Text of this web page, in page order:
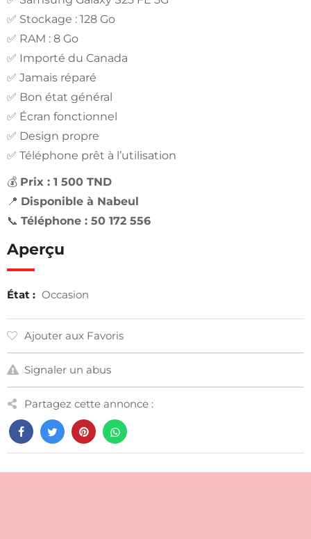
✅ Stockage : 128 Go
✅ RAM : 8 Go
✅ Importé du Canada
✅ Jamais réparé
✅ Bon état général
✅ Écran fonctionnel
✅ Design propre
✅ Téléphone prêt à l’utilisation
💰 Prix : 1 500 TND
📍 Disponible à Nabeul
📞 Téléphone : 50 172 556
Aperçu
État : Occasion
Ajouter aux Favoris
Signaler un abus
Partagez cette annonce :